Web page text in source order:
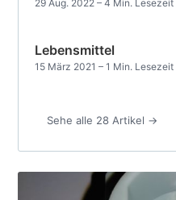
29 Aug. 2022 – 4 Min. Lesezeit
Lebensmittel
15 März 2021 – 1 Min. Lesezeit
Sehe alle 28 Artikel →